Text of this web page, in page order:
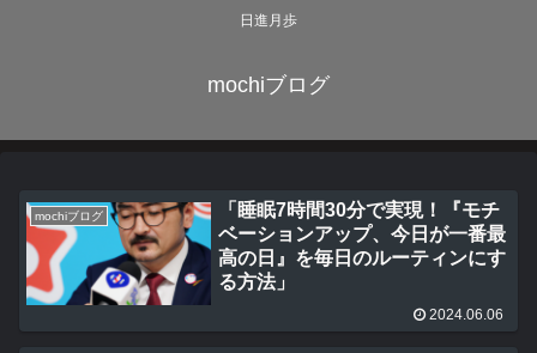
日進月歩
mochiブログ
mochiブログ
「睡眠7時間30分で実現！『モチ
ベーションアップ、今日が一番最
高の日』を毎日のルーティンにす
る方法」
2024.06.06